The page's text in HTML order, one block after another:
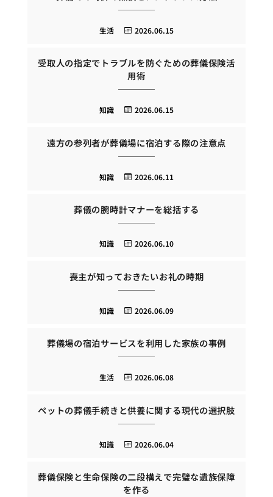
2026.06.15
生活
受取人の指定でトラブルを防ぐための葬儀保険活
用術
2026.06.15
知識
遠方の参列者が葬儀場に宿泊する際の注意点
2026.06.11
知識
葬儀の腕時計マナーを総括する
2026.06.10
知識
喪主が知っておきたいお礼の時期
2026.06.09
知識
葬儀場の宿泊サービスを利用した家族の事例
2026.06.08
生活
ペットの葬儀手続きと供養に関する現代の選択肢
2026.06.04
知識
葬儀保険と生命保険の二段構えで完璧な遺族保障
を作る